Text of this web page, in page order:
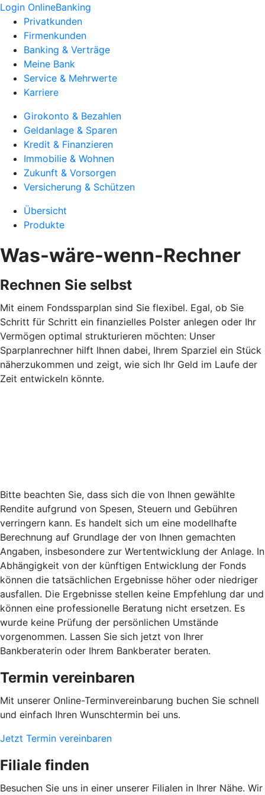
Login OnlineBanking
Privatkunden
Firmenkunden
Banking & Verträge
Meine Bank
Service & Mehrwerte
Karriere
Girokonto & Bezahlen
Geldanlage & Sparen
Kredit & Finanzieren
Immobilie & Wohnen
Zukunft & Vorsorgen
Versicherung & Schützen
Übersicht
Produkte
Was-wäre-wenn-Rechner
Rechnen Sie selbst
Mit einem Fondssparplan sind Sie flexibel. Egal, ob Sie
Schritt für Schritt ein finanzielles Polster anlegen oder Ihr
Vermögen optimal strukturieren möchten: Unser
Sparplanrechner hilft Ihnen dabei, Ihrem Sparziel ein Stück
näherzukommen und zeigt, wie sich Ihr Geld im Laufe der
Zeit entwickeln könnte.
Bitte beachten Sie, dass sich die von Ihnen gewählte
Rendite aufgrund von Spesen, Steuern und Gebühren
verringern kann. Es handelt sich um eine modellhafte
Berechnung auf Grundlage der von Ihnen gemachten
Angaben, insbesondere zur Wertentwicklung der Anlage. In
Abhängigkeit von der künftigen Entwicklung der Fonds
können die tatsächlichen Ergebnisse höher oder niedriger
ausfallen. Die Ergebnisse stellen keine Empfehlung dar und
können eine professionelle Beratung nicht ersetzen. Es
wurde keine Prüfung der persönlichen Umstände
vorgenommen. Lassen Sie sich jetzt von Ihrer
Bankberaterin oder Ihrem Bankberater beraten.
Termin vereinbaren
Mit unserer Online-Terminvereinbarung buchen Sie schnell
und einfach Ihren Wunschtermin bei uns.
Jetzt Termin vereinbaren
Filiale finden
Besuchen Sie uns in einer unserer Filialen in Ihrer Nähe. Wir